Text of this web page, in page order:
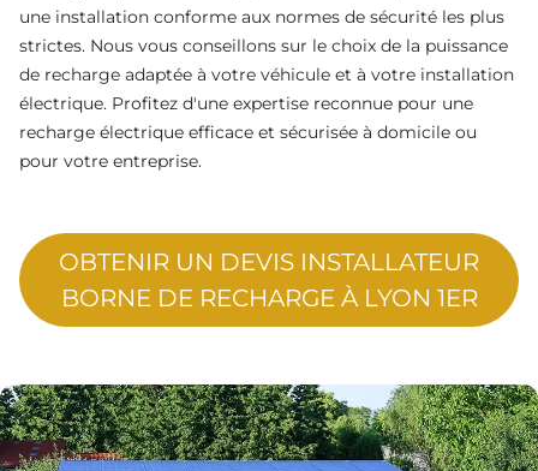
une installation conforme aux normes de sécurité les plus
strictes. Nous vous conseillons sur le choix de la puissance
de recharge adaptée à votre véhicule et à votre installation
électrique. Profitez d'une expertise reconnue pour une
recharge électrique efficace et sécurisée à domicile ou
pour votre entreprise.
OBTENIR UN DEVIS INSTALLATEUR
BORNE DE RECHARGE À LYON 1ER